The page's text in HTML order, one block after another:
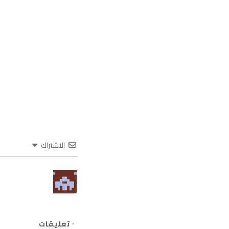
الاشتراك
٠ تعليقات